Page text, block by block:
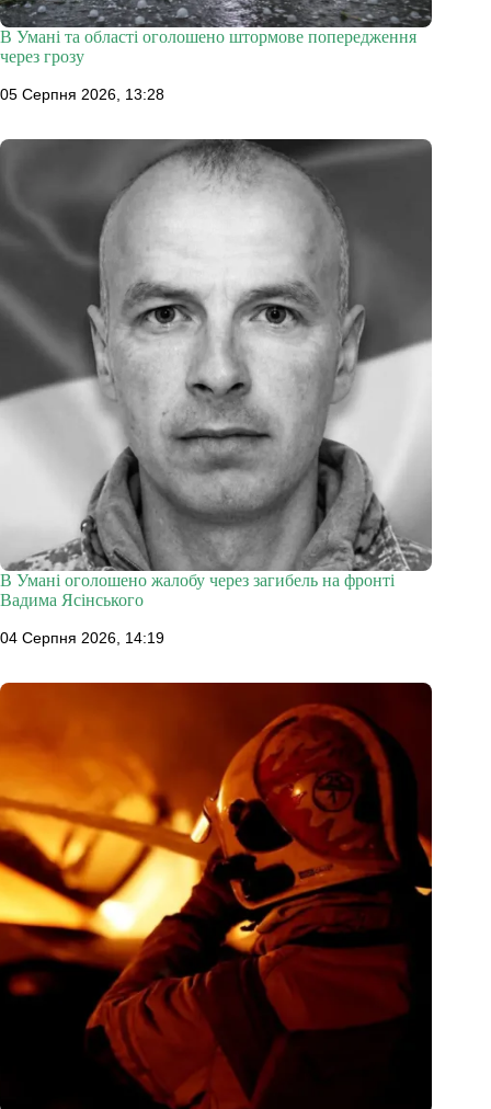
В Умані та області оголошено штормове попередження
через грозу
05 Серпня 2026, 13:28
В Умані оголошено жалобу через загибель на фронті
Вадима Ясінського
04 Серпня 2026, 14:19